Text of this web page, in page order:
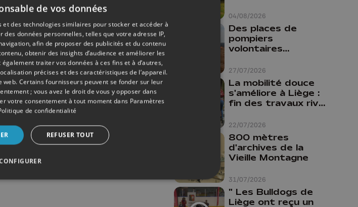
04/08/2026
comme prof que
comme
pharmacienne"
27/07/2026
Des places de
pompiers
volontaires
province de Liège :
"Un citoyen qui
n'est formé ne
peut pas nous
aider"
22/07/2026
La mobilité douce
s'améliore à Liège :
fin des travaux rive
cyclo-piétonnes
Avroy et
Guillemins...
31/07/2026
800 mètres
d'archives de la
Vieille Montagne
" Les Bulldogs de
Liège ont reçu un
de vos données
des technologies similaires pour stocker et accéder à
données personnelles, telles que votre adresse IP,
afin de proposer des publicités et du contenu
obtenir des insights d’audience et améliorer les
également traiter vos données à ces fins et à d’autres,
précises et des caractéristiques de l’appareil.
web. Certains fournisseurs peuvent se fonder sur leur
; vous avez le droit de vous y opposer dans
votre consentement à tout moment dans Paramètres
de confidentialité
REFUSER TOUT